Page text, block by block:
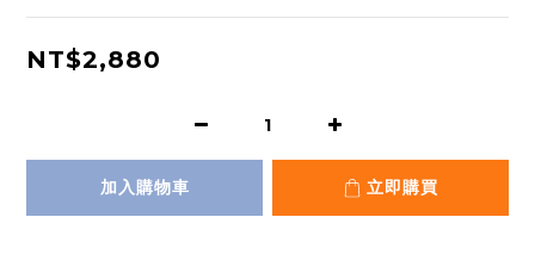
NT$2,880
加入購物車 立即購買